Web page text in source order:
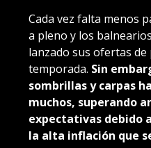
Cada vez falta menos
a pleno y los
lanzado sus ofertas
temporada. Sin
sombrillas y carpas
muchos, superando
expectativas debido
la alta inflación que